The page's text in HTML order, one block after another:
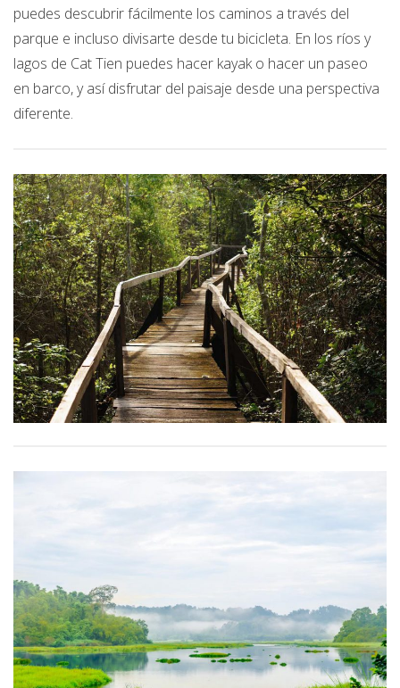
puedes descubrir fácilmente los caminos a través del
parque e incluso divisarte desde tu bicicleta. En los ríos y
lagos de Cat Tien puedes hacer kayak o hacer un paseo
en barco, y así disfrutar del paisaje desde una perspectiva
diferente.